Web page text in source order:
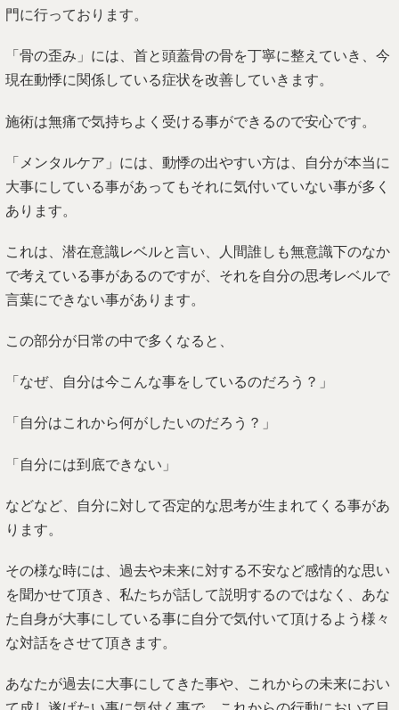
門に行っております。
「骨の歪み」には、首と頭蓋骨の骨を丁寧に整えていき、今
現在動悸に関係している症状を改善していきます。
施術は無痛で気持ちよく受ける事ができるので安心です。
「メンタルケア」には、動悸の出やすい方は、自分が本当に
大事にしている事があってもそれに気付いていない事が多く
あります。
これは、潜在意識レベルと言い、人間誰しも無意識下のなか
で考えている事があるのですが、それを自分の思考レベルで
言葉にできない事があります。
この部分が日常の中で多くなると、
「なぜ、自分は今こんな事をしているのだろう？」
「自分はこれから何がしたいのだろう？」
「自分には到底できない」
などなど、自分に対して否定的な思考が生まれてくる事があ
ります。
その様な時には、過去や未来に対する不安など感情的な思い
を聞かせて頂き、私たちが話して説明するのではなく、あな
た自身が大事にしている事に自分で気付いて頂けるよう様々
な対話をさせて頂きます。
あなたが過去に大事にしてきた事や、これからの未来におい